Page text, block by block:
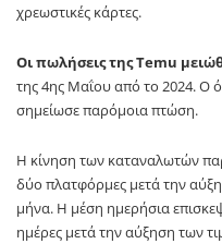
χρεωστικές κάρτες.
Οι πωλήσεις της Temu
της 4ης Μαΐου από το 2024. Ο
σημείωσε παρόμοια πτώση.
Η κίνηση των καταναλωτών
δύο πλατφόρμες μετά την
μήνα. Η μέση ημερήσια
ημέρες μετά την αύξηση των